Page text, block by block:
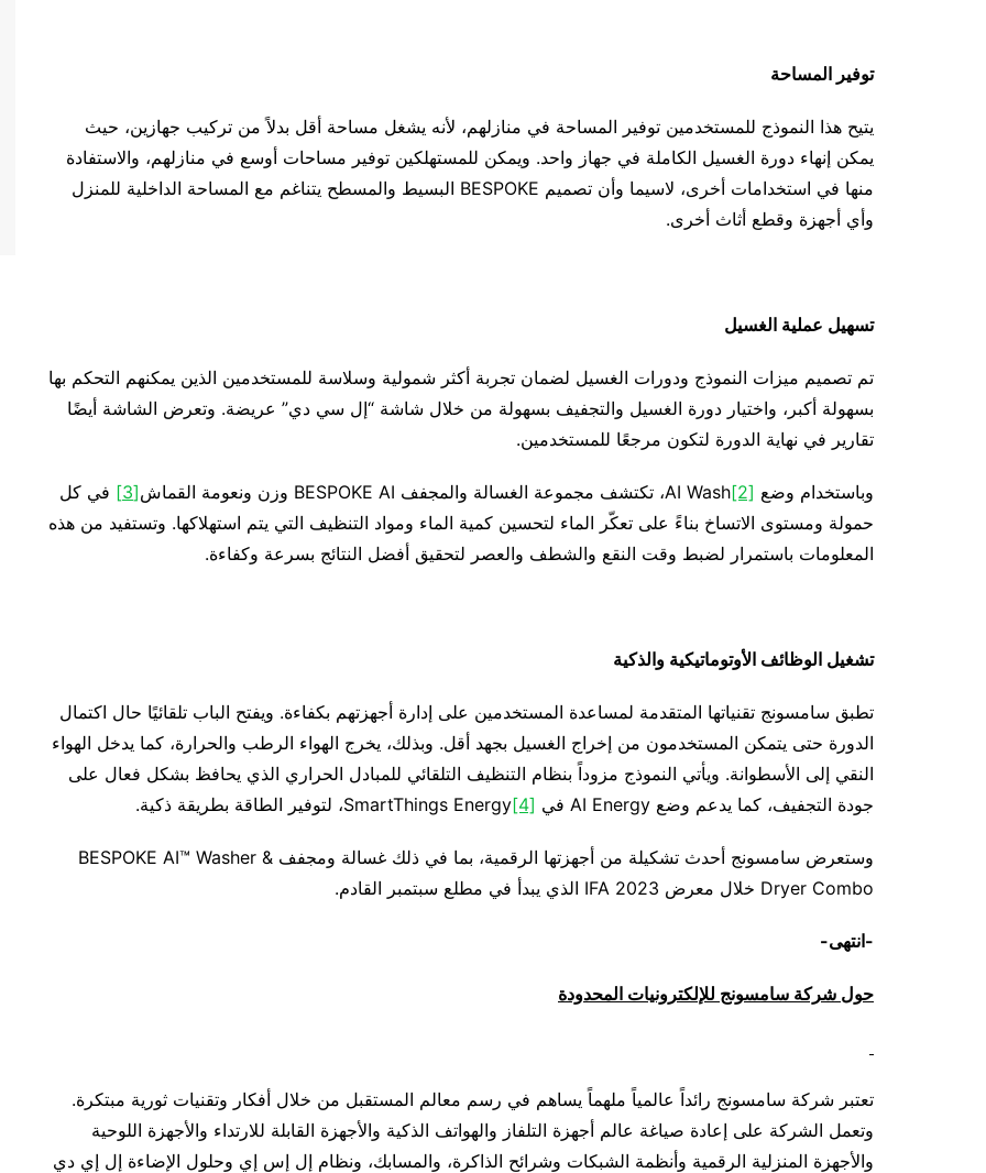
توفير المساحة
يتيح هذا النموذج للمستخدمين توفير المساحة في منازلهم، لأنه يشغل مساحة أقل بدلاً من تركيب جهازين، حيث
يمكن إنهاء دورة الغسيل الكاملة في جهاز واحد. ويمكن للمستهلكين توفير مساحات أوسع في منازلهم، والاستفادة
منها في استخدامات أخرى، لاسيما وأن تصميم BESPOKE البسيط والمسطح يتناغم مع المساحة الداخلية للمنزل
وأي أجهزة وقطع أثاث أخرى.
تسهيل عملية الغسيل
تم تصميم ميزات النموذج ودورات الغسيل لضمان تجربة أكثر شمولية وسلاسة للمستخدمين الذين يمكنهم التحكم بها
بسهولة أكبر، واختيار دورة الغسيل والتجفيف بسهولة من خلال شاشة “إل سي دي” عريضة. وتعرض الشاشة أيضًا
تقارير في نهاية الدورة لتكون مرجعًا للمستخدمين.
وباستخدام وضع AI Wash [2] ، تكتشف مجموعة الغسالة والمجفف BESPOKE AI وزن ونعومة القماش [3]
في كل
حمولة ومستوى الاتساخ بناءً على تعكّر الماء لتحسين كمية الماء ومواد التنظيف التي يتم استهلاكها. وتستفيد من هذه
المعلومات باستمرار لضبط وقت النقع والشطف والعصر لتحقيق أفضل النتائج بسرعة وكفاءة.
تشغيل الوظائف الأوتوماتيكية والذكية
تطبق سامسونج تقنياتها المتقدمة لمساعدة المستخدمين على إدارة أجهزتهم بكفاءة. ويفتح الباب تلقائيًا حال اكتمال
الدورة حتى يتمكن المستخدمون من إخراج الغسيل بجهد أقل. وبذلك، يخرج الهواء الرطب والحرارة، كما يدخل الهواء
النقي إلى الأسطوانة. ويأتي النموذج مزوداً بنظام التنظيف التلقائي للمبادل الحراري الذي يحافظ بشكل فعال على
جودة التجفيف، كما يدعم وضع AI Energy في SmartThings Energy
[4] ، لتوفير الطاقة بطريقة ذكية.
وستعرض سامسونج أحدث تشكيلة من أجهزتها الرقمية، بما في ذلك غسالة ومجفف BESPOKE AI™ Washer &
Dryer Combo خلال معرض IFA 2023 الذي يبدأ في مطلع سبتمبر القادم.
-انتهى-
حول شركة سامسونج للإلكترونيات المحدودة
تعتبر شركة سامسونج رائداً عالمياً ملهماً يساهم في رسم معالم المستقبل من خلال أفكار وتقنيات ثورية مبتكرة.
وتعمل الشركة على إعادة صياغة عالم أجهزة التلفاز والهواتف الذكية والأجهزة القابلة للارتداء والأجهزة اللوحية
والأجهزة المنزلية الرقمية وأنظمة الشبكات وشرائح الذاكرة، والمسابك، ونظام إل إس إي وحلول الإضاءة إل إي دي